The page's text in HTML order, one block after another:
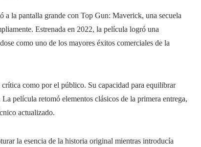
a la pantalla grande con Top Gun: Maverick, una secuela
Estrenada en 2022, la película logró una
como uno de los mayores éxitos comerciales de la
como por el público. Su capacidad para equilibrar
película retomó elementos clásicos de la primera entrega,
actualizado.
la esencia de la historia original mientras introducía